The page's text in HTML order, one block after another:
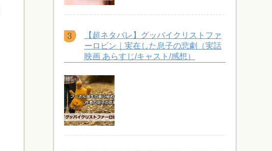
【超ネタバレ】グッバイクリストファ
ーロビン｜実在した息子の悲劇（実話
映画 あらすじ/キャスト/感想）